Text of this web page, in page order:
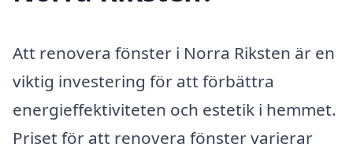
Att renovera fönster i Norra Riksten är en
viktig investering för att förbättra
energieffektiviteten och estetik i hemmet.
Priset för att renovera fönster varierar